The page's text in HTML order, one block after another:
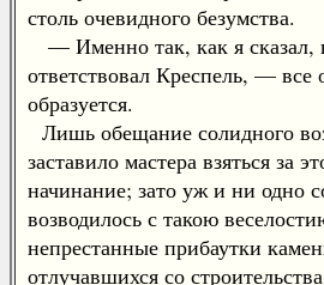
столь очевидного безумства.
— Именно так, как я
ответствовал Креспель, — все
образуется.
Лишь обещание солидного
заставило мастера взяться за
начинание; зато уж и ни одно
возводилось с такою
непрестанные прибаутки
отлучавшихся со